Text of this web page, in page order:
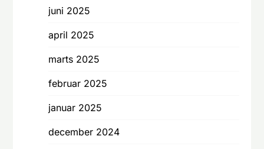
juni 2025
april 2025
marts 2025
februar 2025
januar 2025
december 2024